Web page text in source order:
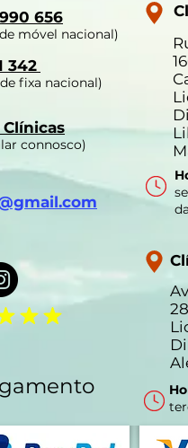
656
móvel nacional)
342
fixa nacional)
connosco)